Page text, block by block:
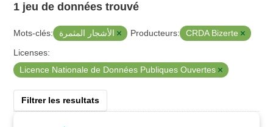
1 jeu de données trouvé
Mots-clés: الأشجار المثمرة Producteurs: CRDA Bizerte
Licenses:
Licence Nationale de Données Publiques Ouvertes
Filtrer les resultats